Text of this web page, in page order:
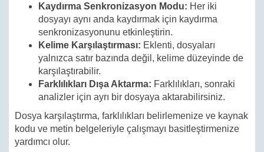
Kaydırma Senkronizasyon Modu: Her iki
dosyayı aynı anda kaydırmak için kaydırma
senkronizasyonunu etkinleştirin.
Kelime Karşılaştırması: Eklenti, dosyaları
yalnızca satır bazında değil, kelime düzeyinde de
karşılaştırabilir.
Farklılıkları Dışa Aktarma: Farklılıkları, sonraki
analizler için ayrı bir dosyaya aktarabilirsiniz.
Dosya karşılaştırma, farklılıkları belirlemenize ve kaynak
kodu ve metin belgeleriyle çalışmayı basitleştirmenize
yardımcı olur.